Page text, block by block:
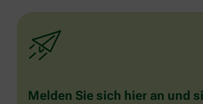
Melden Sie sich hier an und